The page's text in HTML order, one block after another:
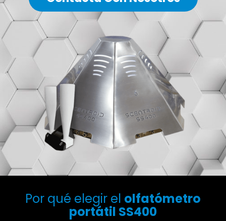
Por qué elegir el olfatómetro
portátil SS400